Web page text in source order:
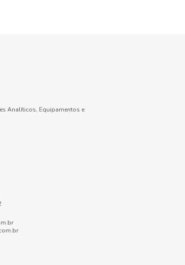
Analíticos, Equipamentos e